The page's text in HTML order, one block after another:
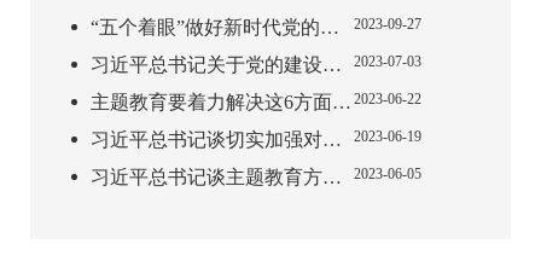
“五个着眼”做好新时代党的组织工作 2023-09-27
习近平总书记关于党的建设的重要思想 2023-07-03
主题教育要着力解决这6方面突出问题 2023-06-22
习近平总书记谈切实加强对主题教育的指导 2023-06-19
习近平总书记谈主题教育方法措施 2023-06-05